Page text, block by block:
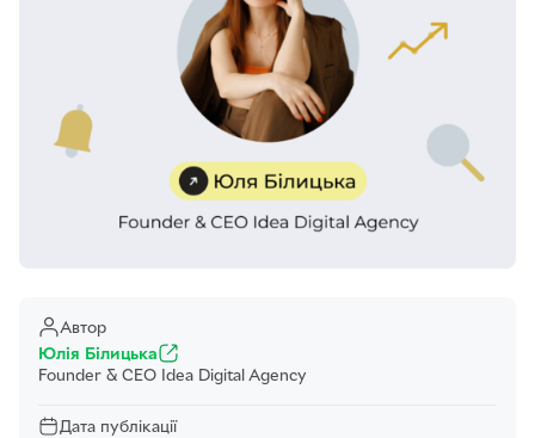
Автор
Юлія Білицька
Founder & CEO Idea Digital Agency
Дата публікації